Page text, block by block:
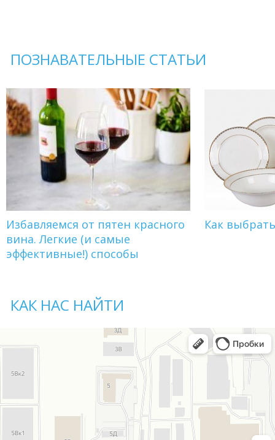
ПОЗНАВАТЕЛЬНЫЕ СТАТЬИ
Избавляемся от пятен красного
вина. Легкие (и самые
эффективные!) способы
Как
КАК НАС НАЙТИ